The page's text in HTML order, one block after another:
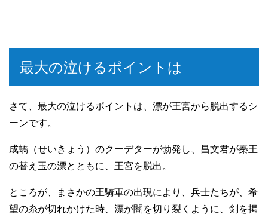
最大の泣けるポイントは
さて、最大の泣けるポイントは、漂が王宮から脱出するシ
ーンです。
成蟜（せいきょう）のクーデターが勃発し、昌文君が秦王
の替え玉の漂とともに、王宮を脱出。
ところが、まさかの王騎軍の出現により、兵士たちが、希
望の糸が切れかけた時、漂が闇を切り裂くように、剣を掲